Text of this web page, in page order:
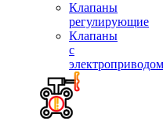
Клапаны
регулирующие
Клапаны
с
электроприводом